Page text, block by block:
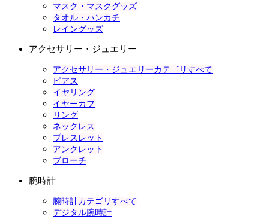
マスク・マスクグッズ
タオル・ハンカチ
レイングッズ
アクセサリー・ジュエリー
アクセサリー・ジュエリーカテゴリすべて
ピアス
イヤリング
イヤーカフ
リング
ネックレス
ブレスレット
アンクレット
ブローチ
腕時計
腕時計カテゴリすべて
デジタル腕時計